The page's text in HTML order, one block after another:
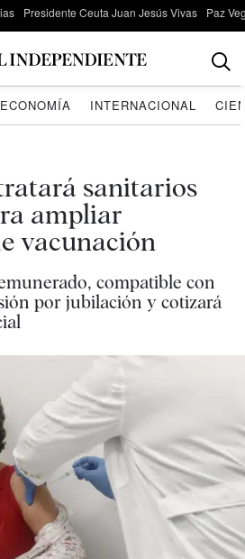
Presidente Ceuta Juan Jesús Vivas Paz
ECONOMÍA INTERNACIONAL
sanitarios
ampliar
vacunación
compatible con
por jubilación y cotizará